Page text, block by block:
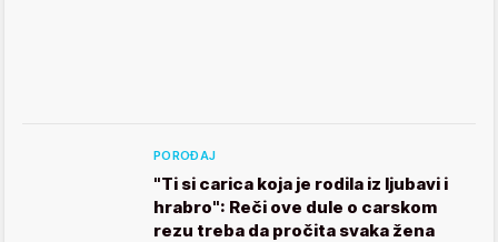
POROĐAJ
"Ti si carica koja je rodila iz ljubavi i
hrabro": Reči ove dule o carskom
rezu treba da pročita svaka žena